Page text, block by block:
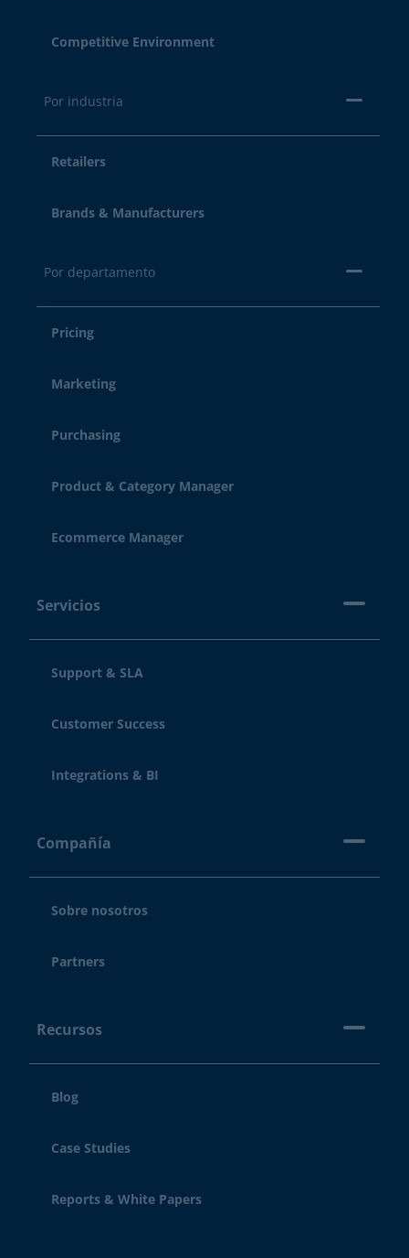
Competitive Environment
Por industria
Retailers
Brands & Manufacturers
Por departamento
Pricing
Marketing
Purchasing
Product & Category Manager
Ecommerce Manager
Servicios
Support & SLA
Customer Success
Integrations & BI
Compañía
Sobre nosotros
Partners
Recursos
Blog
Case Studies
Reports & White Papers